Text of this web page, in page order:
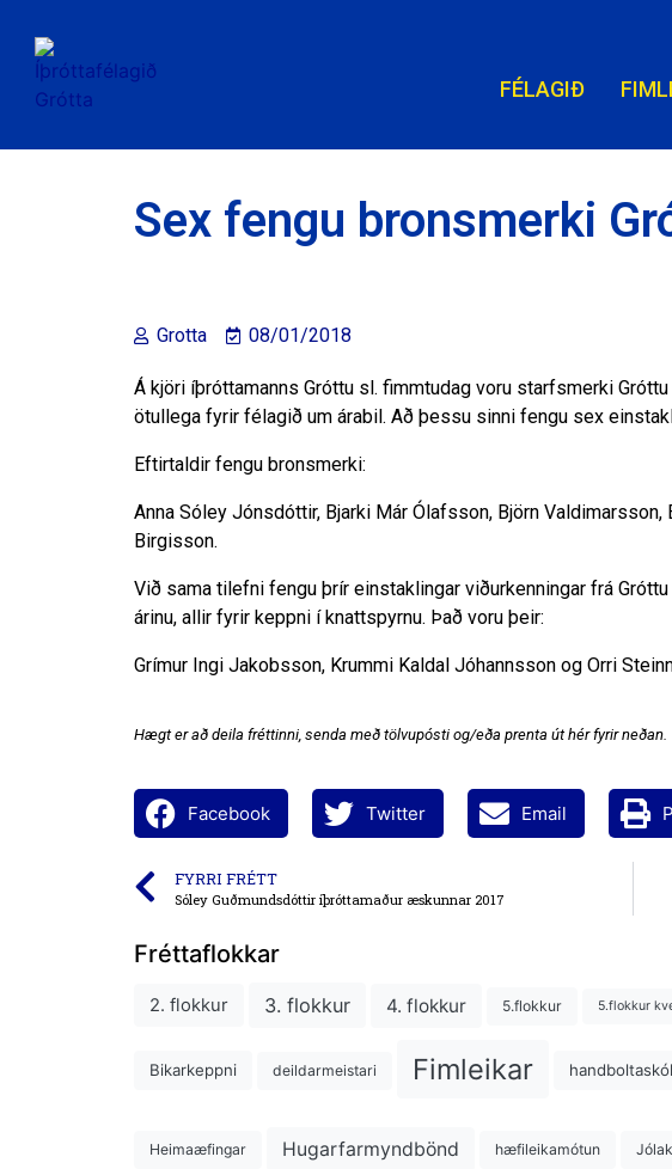
FÉLAGIÐ
Sex fengu bronsmerki
Grotta 08/01/2018
Á kjöri íþróttamanns Gróttu sl. fimmtudag voru starfsmerki
ötullega fyrir félagið um árabil. Að þessu sinni fengu sex
Eftirtaldir fengu bronsmerki:
Anna Sóley Jónsdóttir, Bjarki Már Ólafsson, Björn
Birgisson.
Við sama tilefni fengu þrír einstaklingar viðurkenningar frá
árinu, allir fyrir keppni í knattspyrnu. Það voru þeir:
Grímur Ingi Jakobsson, Krummi Kaldal Jóhannsson og Orri
Hægt er að deila fréttinni, senda með tölvupósti og/eða prenta út hér fyrir neðan.
Facebook Twitter Email
FYRRI FRÉTT
Sóley Guðmundsdóttir íþróttamaður æskunnar 2017
Fréttaflokkar
2. flokkur 3. flokkur 4. flokkur 5.flokkur 5.flokkur
Bikarkeppni deildarmeistari Fimleikar
Heimaæfingar Hugarfarmyndbönd hæfileikamótun